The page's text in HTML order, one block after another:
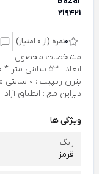
219421
0نمره (از 0 امتیاز)
مشخصات محصول
ابعاد : 53 سانتی متر * 10 متر
پترن ریپیت : 0 سانتی متر
دیزاین مچ : انطباق آزاد
ویژگی ها
رنگ
قرمز